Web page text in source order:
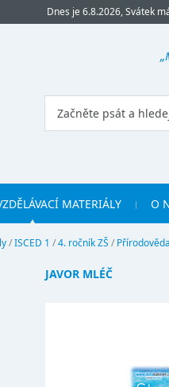
Dnes je 6.8.2026, Svátek
MATERIÁLY O
/ISCED 1 /4. ročník ZŠ / Přírodověda
JAVOR MLÉČ